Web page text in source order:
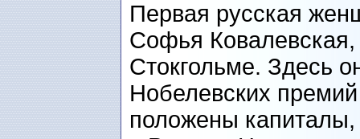
Первая русская
Софья
Стокгольме. Здесь
Нобелевских
положены